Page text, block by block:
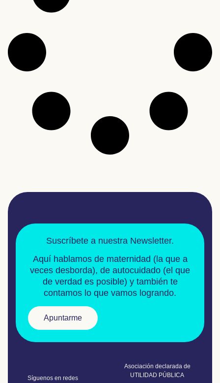
Suscríbete a nuestra Newsletter.
Aquí hablamos de maternidad (la que a
veces desborda), de autocuidado (el que
de verdad es posible) y también te
contamos lo que vamos logrando.
Apuntarme
Síguenos en redes
Asociación declarada de
UTILIDAD PÚBLICA